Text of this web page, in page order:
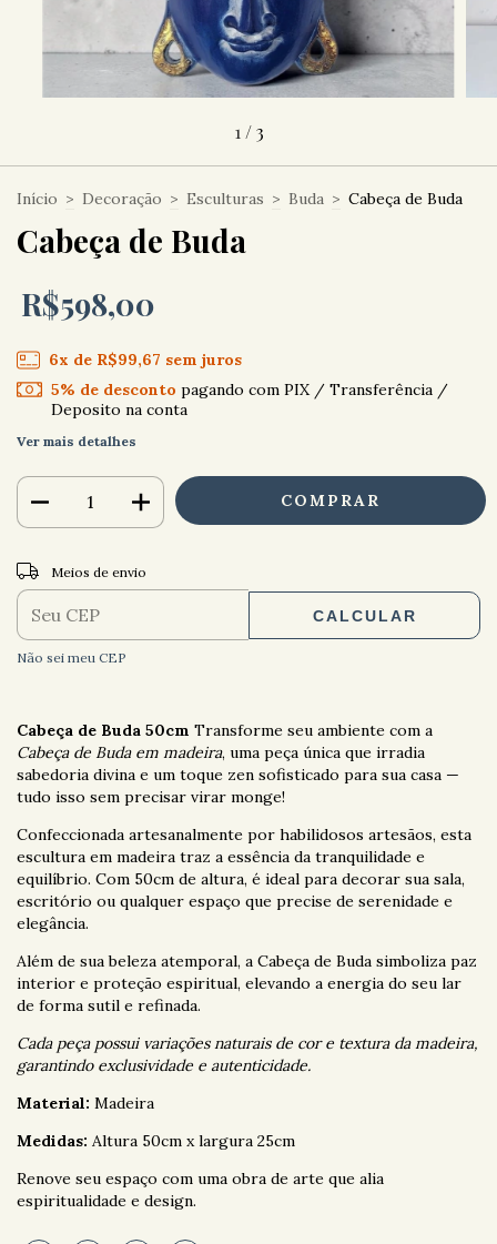
1 /3
Início > Decoração > Esculturas > Buda > Cabeça de Buda
Cabeça de Buda
R$598,00
6x de R$99,67 sem juros
5% de desconto pagando com PIX / Transferência /
Deposito na conta
Ver mais detalhes
Entregas para o CEP:
Meios de envio
CALCULAR
Não sei meu CEP
Cabeça de Buda 50cm Transforme seu ambiente com a
Cabeça de Buda em madeira, uma peça única que irradia
sabedoria divina e um toque zen sofisticado para sua casa —
tudo isso sem precisar virar monge!
Confeccionada artesanalmente por habilidosos artesãos, esta
escultura em madeira traz a essência da tranquilidade e
equilíbrio. Com 50cm de altura, é ideal para decorar sua sala,
escritório ou qualquer espaço que precise de serenidade e
elegância.
Além de sua beleza atemporal, a Cabeça de Buda simboliza paz
interior e proteção espiritual, elevando a energia do seu lar
de forma sutil e refinada.
Cada peça possui variações naturais de cor e textura da madeira,
garantindo exclusividade e autenticidade.
Material: Madeira
Medidas: Altura 50cm x largura 25cm
Renove seu espaço com uma obra de arte que alia
espiritualidade e design.